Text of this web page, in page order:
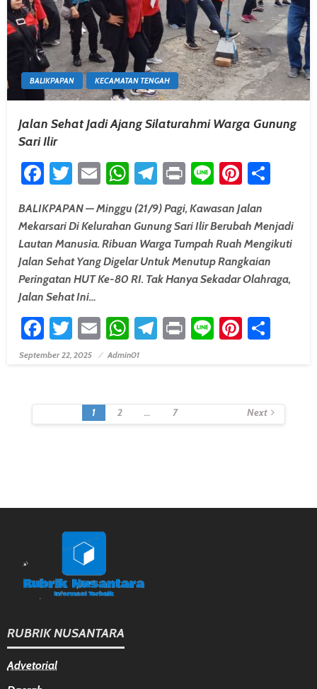
BALIKPAPAN KECAMATAN TENGAH
Jalan Sehat Jadi Ajang Silaturahmi Warga Gunung
Sari Ilir
Facebook
Twitter
EmailWhatsApp
Telegram
PrintLine
BALIKPAPAN — Minggu (21/9) Pagi, Kawasan Jalan
Mekarsari Di Kelurahan Gunung Sari Ilir Berubah Menjadi
Lautan Manusia. Ribuan Warga Tumpah Ruah Mengikuti
Jalan Sehat Yang Digelar Untuk Menutup Rangkaian
Peringatan HUT Ke-80 RI. Tak Hanya Sekadar Olahraga,
Jalan Sehat Ini…
Facebook
Twitter
EmailWhatsApp
Telegram
PrintLine
Posted On
September 22, 2025 Admin01
Posts
Navigation
1 2 … 7 Next
RUBRIK NUSANTARA
Advetorial